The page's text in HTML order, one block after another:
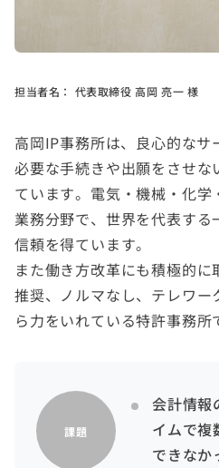
担当者名： 代表取締役 高岡 亮一 様
高岡IP事務所は、良心的なサ
必要な手続きや出願をさせな
ています。電気・機械・化
業務分野で、世界を代表す
信頼を得ています。
また働き方改革にも積極的
推奨、ノルマなし、テレワ
ら力をいれている特許事務所
課題
会計情報
イムで複
できなか